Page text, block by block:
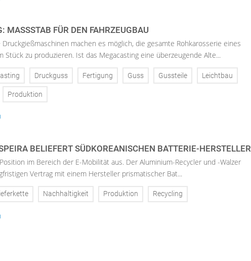
MASSSTAB FÜR DEN FAHRZEUGBAU
machen es möglich, die gesamte Rohkarosserie eines
Stück zu produzieren. Ist das Megacasting eine überzeugende Alte...
Druckguss Fertigung Guss Gussteile Leichtbau
Produktion
BELIEFERT SÜDKOREANISCHEN BATTERIE-HERSTELLER
im Bereich der E-Mobilität aus. Der Aluminium-Recycler und -Walzer
Vertrag mit einem Hersteller prismatischer Bat...
Nachhaltigkeit Produktion Recycling